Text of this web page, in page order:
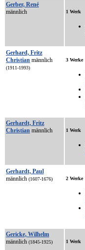
Gerber, René
männlich
1 Werk
Gerhard, Fritz
Christian männlich
(1911-1993)
3 Werke
Gerhardt, Fritz
Christian männlich 1 Werk
Gerhardt, Paul
männlich (1607-1676) 2 Werke
Gericke, Wilhelm
männlich (1845-1925) 1 Werk